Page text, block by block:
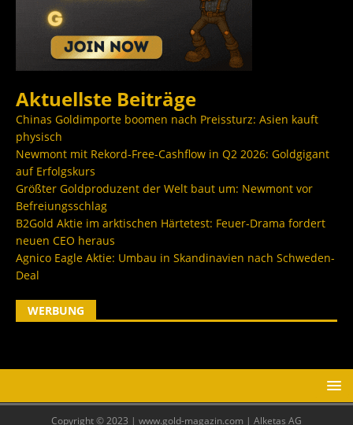
Aktuellste Beiträge
Chinas Goldimporte boomen nach Preissturz: Asien kauft
physisch
Newmont mit Rekord-Free-Cashflow in Q2 2026: Goldgigant
auf Erfolgskurs
Größter Goldproduzent der Welt baut um: Newmont vor
Befreiungsschlag
B2Gold Aktie im arktischen Härtetest: Feuer-Drama fordert
neuen CEO heraus
Agnico Eagle Aktie: Umbau in Skandinavien nach Schweden-
Deal
WERBUNG
Copyright © 2023 | www.gold-magazin.com | Alketas AG